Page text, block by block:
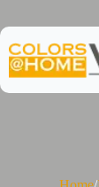
de
inhoud